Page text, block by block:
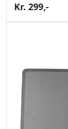
Kr. 299,-